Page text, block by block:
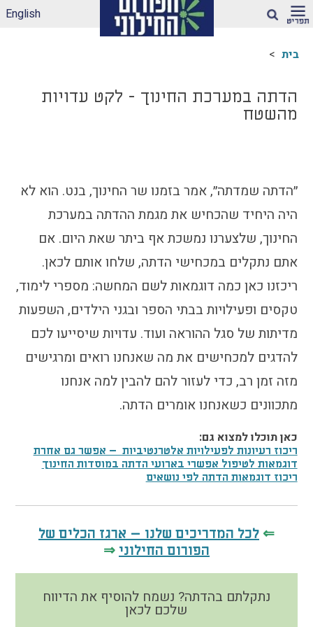
לאקלים חינוכי ראוי
ונטול הדתה
עמותות דתיות בגנים
ובבתי-ספר הממלכתיים
– מה ניתן לעשות?
תכנית הלימודים
במקצוע תרבות
יהודית-ישראלית –
תכנית מדיתה
הדתה בצה"ל
התמודדות עם הדתה
מהי הדתה? ומהי
חילוניות?
כיצד למנוע הדתה?
זיהיתי הדתה, מה
המדריך להורה החילוני
המדריך למורה: תרבות
יהודית-ישראלית
כל הכתבות
מן התקשורת
English
בית
הדתה במערכת החינוך - לקט עדויות
מהשטח
״הדתה שמדתה״, אמר בזמנו שר החינוך, בנט. הוא לא
היה היחיד שהכחיש את מגמת ההדתה במערכת
החינוך, שלצערנו נמשכת אף ביתר שאת היום. אם
אתם נתקלים במכחישי הדתה, שלחו אותם לכאן.
ריכזנו כאן כמה דוגמאות לשם המחשה: מספרי לימוד,
טקסים ופעילויות בבתי הספר ובגני הילדים, השפעות
מדיתות של סגל ההוראה ועוד. עדויות שיסייעו לכם
להדגים למכחישים את מה שאנחנו רואים ומרגישים
מזה זמן רב, כדי לעזור להם להבין למה אנחנו
מתכוונים כשאנחנו אומרים הדתה.
כאן תוכלו למצוא גם:
ריכוז רעיונות לפעילויות אלטרנטיביות – אפשר גם אחרת
דוגמאות לטיפול אפשרי בארועי הדתה במוסדות החינוך
ריכוז דוגמאות הדתה לפי נושאים
⇐ לכל המדריכים שלנו – ארגז הכלים של
הפורום החילוני ⇒
נתקלתם בהדתה? נשמח להוסיף את הדיווח
שלכם לכאן